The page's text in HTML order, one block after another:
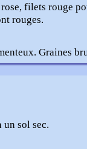
filets rouge
rouges.
Graines
sol sec.